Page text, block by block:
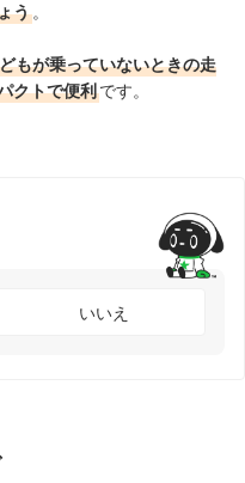
う 。
もが乗っていないときの走
クトで便利です。
いいえ